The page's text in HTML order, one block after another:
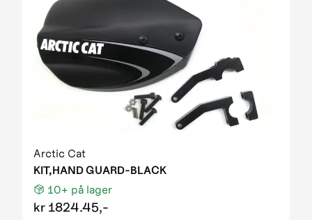
Arctic Cat
KIT,HAND GUARD-BLACK
10+ på lager
kr 1824.45,-